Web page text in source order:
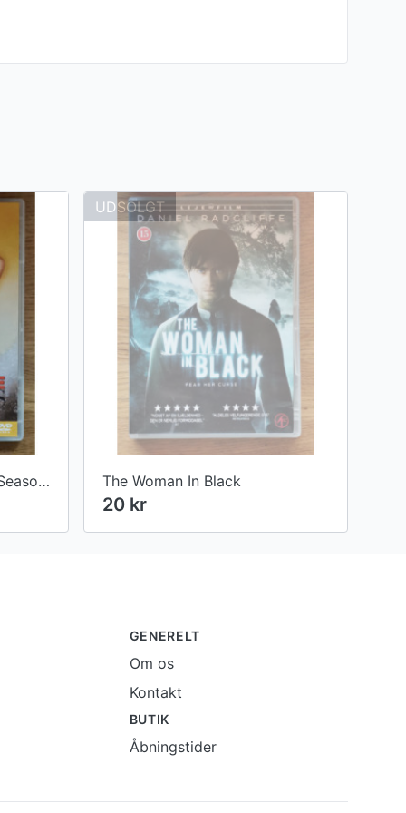
Desperate Housewives - Season 3 - Episodes 13-16
UDSOLGT
The Woman In Black
20 kr
GENERELT
Om os
Kontakt
BUTIK
Åbningstider